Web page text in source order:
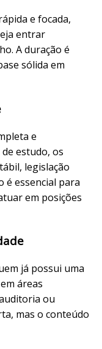
e focada,
entrar
A duração é
sólida em
e
estudo, os
legislação
é essencial para
em posições
já possui uma
áreas
ou
mas o conteúdo